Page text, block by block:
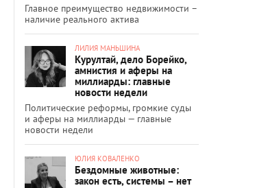
Главное преимущество недвижимости –
наличие реального актива
ЛИЛИЯ МАНЬШИНА
Курултай, дело Борейко,
амнистия и аферы на
миллиарды: главные
новости недели
Политические реформы, громкие суды
и аферы на миллиарды — главные
новости недели
ЮЛИЯ КОВАЛЕНКО
Бездомные животные:
закон есть, системы – нет